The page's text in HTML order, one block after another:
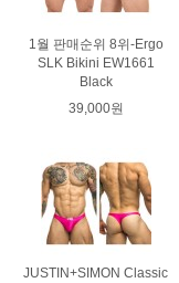
1월 판매순위 8위-Ergo
SLK Bikini EW1661
Black
39,000원
JUSTIN+SIMON Classic